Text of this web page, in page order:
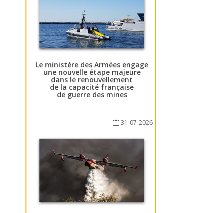
Le ministère des Armées engage
une nouvelle étape majeure
dans le renouvellement
de la capacité française
de guerre des mines
31-07-2026